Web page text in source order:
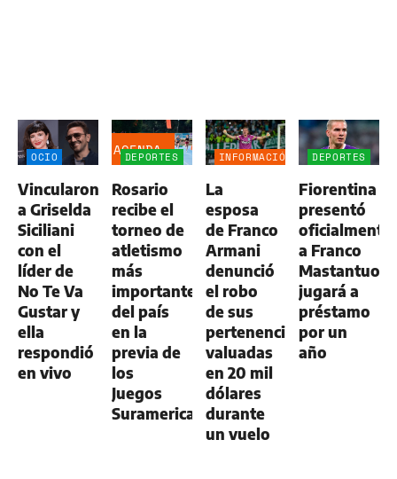
OCIO
Vincularon
a Griselda
Siciliani
con el
líder de
No Te Va
Gustar y
ella
respondió
en vivo
DEPORTES
AGENDA
Rosario
recibe el
torneo de
atletismo
más
importante
del país
en la
previa de
los
Juegos
Suramericanos
INFORMACIÓN
La
esposa
de Franco
Armani
denunció
el robo
de sus
pertenencias
valuadas
en 20 mil
dólares
durante
un vuelo
DEPORTES
Fiorentina
presentó
oficialmente
a Franco
jugará a
préstamo
por un
año